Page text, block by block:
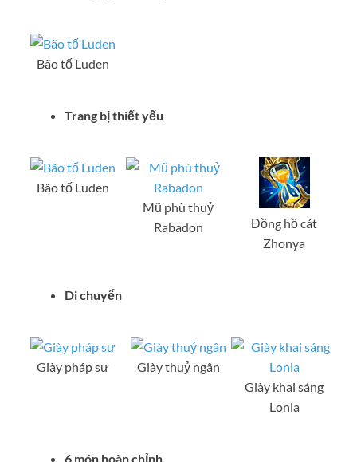
Bão tố Luden
Trang bị thiết yếu
Bão tố Luden
Mũ phù thuỷ
Rabadon
Đồng hồ cát
Zhonya
Di chuyển
Giày pháp sư
Giày thuỷ ngân
Giày khai sáng
Lonia
6 món hoàn chỉnh